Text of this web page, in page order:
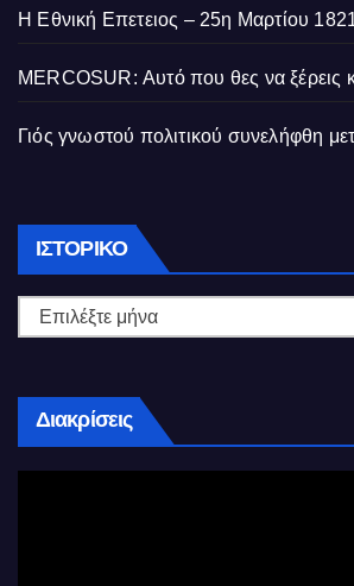
Η Εθνική Επετειος – 25η Μαρτίου
MERCOSUR: Αυτό που θες να ξέρεις
Γιός γνωστού πολιτικού συνελήφθη
ΙΣΤΟΡΙΚΌ Ιστορικό
Διακρίσεις